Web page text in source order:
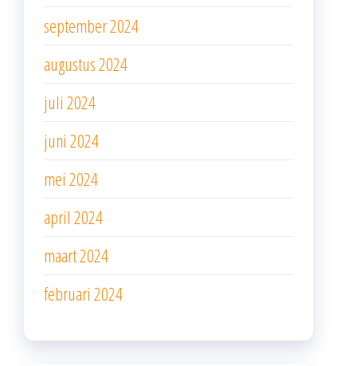
september 2024
augustus 2024
juli 2024
juni 2024
mei 2024
april 2024
maart 2024
februari 2024